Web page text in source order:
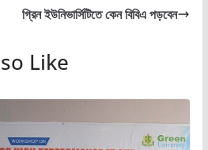
গ্রিন ইউনিভার্সিটিতে কেন বিবিএ পড়বেন
Like